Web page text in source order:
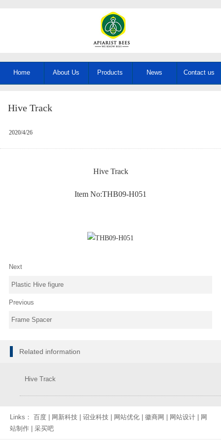
Home About Us Products News Contact us
Hive Track
2020/4/26
Hive Track
Item No:THB09-H051
Next
Plastic Hive figure
Previous
Frame Spacer
Related information
Hive Track
Links： 百度 | 网新科技 | 诏业科技 | 网站优化 | 徽商网 | 网站设计 | 网
站制作 | 采买吧